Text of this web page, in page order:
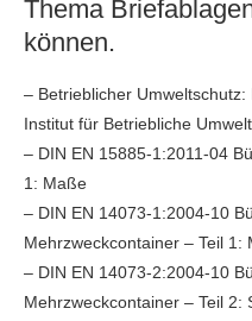
Thema
können.
– Betrieblicher
Institut für Betriebliche
– DIN EN 15885-1:2011-04
1: Maße
– DIN EN 14073-1:2004-10
Mehrzweckcontainer – Teil 1:
– DIN EN 14073-2:2004-10
Mehrzweckcontainer – Teil 2: